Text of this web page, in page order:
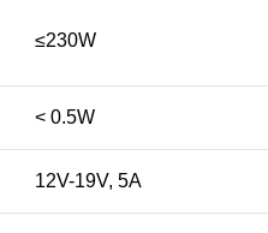
≤230W
< 0.5W
12V-19V, 5A